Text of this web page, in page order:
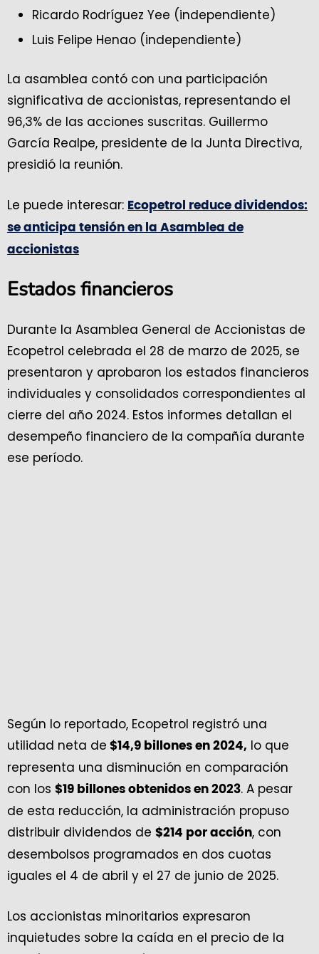
Ricardo Rodríguez Yee (independiente)
Luis Felipe Henao (independiente)
La asamblea contó con una participación
significativa de accionistas, representando el
96,3% de las acciones suscritas. Guillermo
García Realpe, presidente de la Junta Directiva,
presidió la reunión.
Le puede interesar: Ecopetrol reduce dividendos:
se anticipa tensión en la Asamblea de
accionistas
Estados financieros
Durante la Asamblea General de Accionistas de
Ecopetrol celebrada el 28 de marzo de 2025, se
presentaron y aprobaron los estados financieros
individuales y consolidados correspondientes al
cierre del año 2024. Estos informes detallan el
desempeño financiero de la compañía durante
ese período.
Según lo reportado, Ecopetrol registró una
utilidad neta de $14,9 billones en 2024, lo que
representa una disminución en comparación
con los $19 billones obtenidos en 2023. A pesar
de esta reducción, la administración propuso
distribuir dividendos de $214 por acción, con
desembolsos programados en dos cuotas
iguales el 4 de abril y el 27 de junio de 2025.
Los accionistas minoritarios expresaron
inquietudes sobre la caída en el precio de la